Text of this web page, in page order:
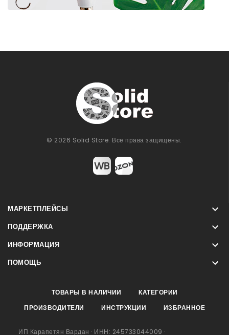
© 2026 Solid Store. Все права защищены.
МАРКЕТПЛЕЙСЫ 
ПОДДЕРЖКА 
ИНФОРМАЦИЯ 
ПОМОЩЬ 
ТОВАРЫ В НАЛИЧИИ
КАТЕГОРИИ
ПРОИЗВОДИТЕЛИ
ИНСТРУКЦИИ ИЗБРАННОЕ
ИП Карапетян Вардан · ИНН: 245733044009 ·